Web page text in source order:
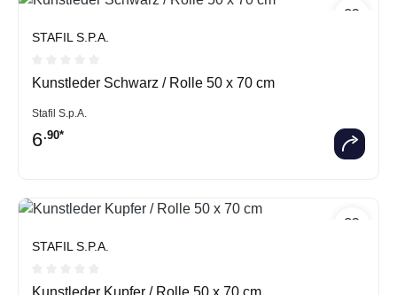
STAFIL S.P.A.
Durchschnittliche Bewertung von 0 von 5 Sternen
Kunstleder Schwarz / Rolle 50 x 70 cm
Stafil S.p.A.
6.90*
STAFIL S.P.A.
Durchschnittliche Bewertung von 0 von 5 Sternen